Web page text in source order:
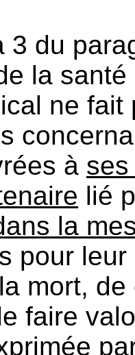
3 du
la
ne
à
lié
la
pour
mort,
faire